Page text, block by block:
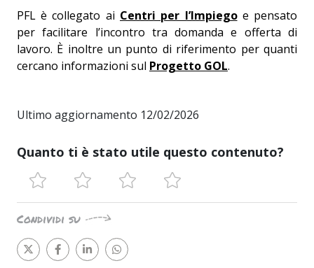
PFL è collegato ai Centri per l’Impiegoe pensato
per facilitare l’incontro tra domanda e offerta di
lavoro. È inoltre un punto di riferimento per quanti
cercano informazioni sul Progetto GOL.
Ultimo aggiornamento 12/02/2026
Quanto ti è stato utile questo contenuto?
Condividi su